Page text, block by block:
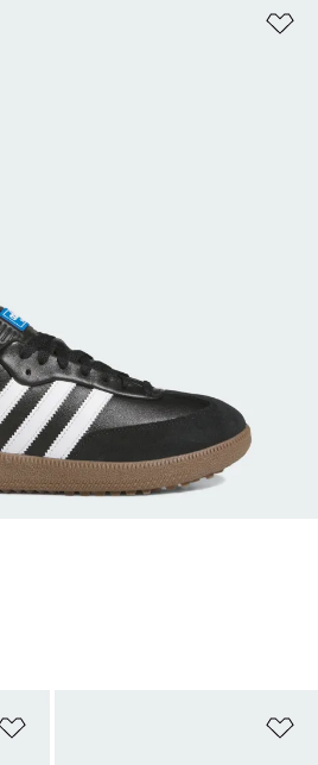
Προσθήκη στη Λίστα Επιθυμιών